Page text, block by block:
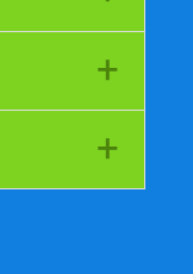
Paşti se
în
+
păstrează
copiii
Învierea
+